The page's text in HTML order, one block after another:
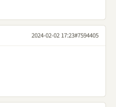
2024-02-02 17:23#7594405